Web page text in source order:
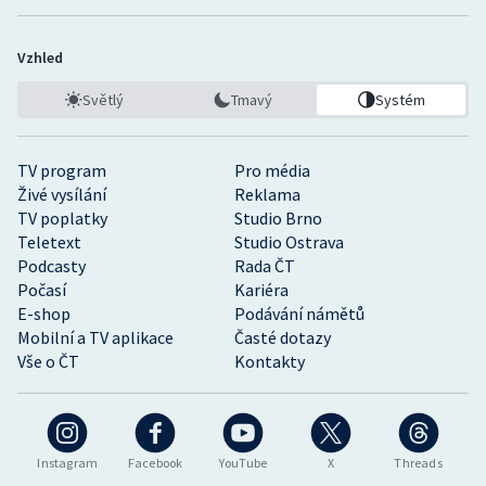
Instagram Facebook YouTube X Threads
TV program
Pro média
Živé vysílání
Reklama
TV poplatky
Studio Brno
Teletext
Studio Ostrava
Podcasty
Rada ČT
Počasí
Kariéra
E-shop
Podávání námětů
Mobilní a TV aplikace
Časté dotazy
Vše o ČT
Kontakty
Vzhled
Světlý Tmavý Systém